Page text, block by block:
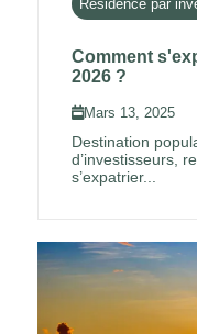
Résidence par
Comment
2026 ?
Mars 13, 2025
Destination
d’investisseurs,
s’expatrier...